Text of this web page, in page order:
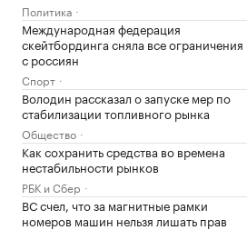
Политика
Международная федерация
скейтбординга сняла все ограничения
с россиян
Спорт
Володин рассказал о запуске мер по
стабилизации топливного рынка
Общество
Как сохранить средства во времена
нестабильности рынков
РБК и Сбер
ВС счел, что за магнитные рамки
номеров машин нельзя лишать прав